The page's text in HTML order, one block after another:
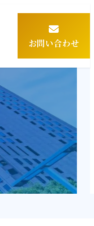
お問い合わせ